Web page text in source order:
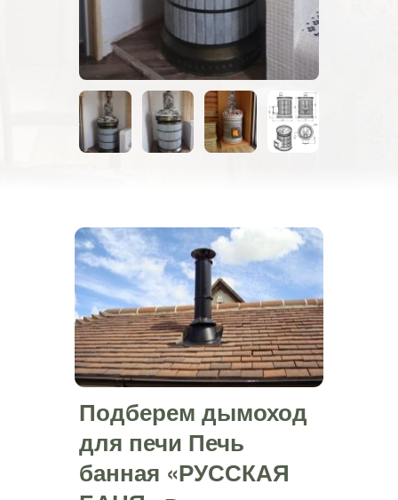
Подберем дымоход
для печи Печь
банная «РУССКАЯ